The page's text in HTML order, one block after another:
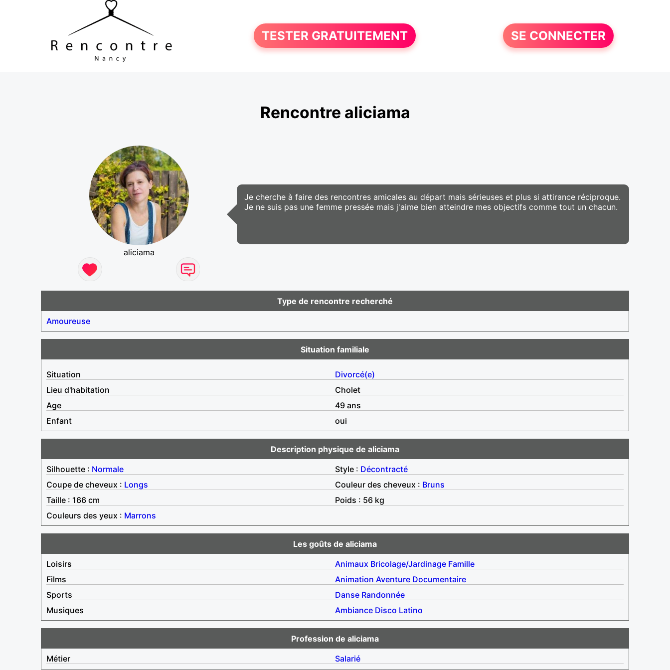
TESTER GRATUITEMENT SE CONNECTER
Rencontre aliciama
aliciama
Je cherche à faire des rencontres amicales au départ mais sérieuses et plus si attirance réciproque.
Je ne suis pas une femme pressée mais j'aime bien atteindre mes objectifs comme tout un chacun.
Type de rencontre recherché
Amoureuse
Situation familiale
Situation
Divorcé(e)
Lieu d'habitation
Cholet
Age
49 ans
Enfant
oui
Description physique de aliciama
Silhouette : Normale Style : Décontracté
Coupe de cheveux : Longs Couleur des cheveux : Bruns
Taille : 166 cm
Poids : 56 kg
Couleurs des yeux : Marrons
Les goûts de aliciama
Loisirs
Animaux Bricolage/Jardinage Famille
Films
Animation Aventure Documentaire
Sports
Danse Randonnée
Musiques
Ambiance Disco Latino
Profession de aliciama
Métier
Salarié